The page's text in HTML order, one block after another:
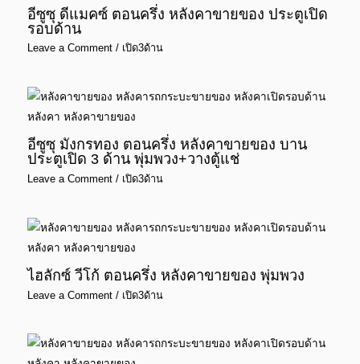
อีซูซุ ดีแมคซ์ ตอนครึ่ง หลังคาขายของ ประตูเปิด
รอบด้าน
Leave a Comment / เปิด3ด้าน
อีซูซุ มังกรทอง ตอนครึ่ง หลังคาขายของ บาน
ประตูเปิด 3 ด้าน พุ่มพวง+วางตู้แช่
Leave a Comment / เปิด3ด้าน
ไฮลักซ์ วีโก้ ตอนครึ่ง หลังคาขายของ พุ่มพวง
Leave a Comment / เปิด3ด้าน